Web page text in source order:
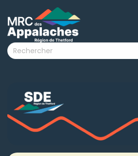
submenu (La MRC )
submenu (Citoyens )
submenu (Nouvelles )
submenu (Documentation )